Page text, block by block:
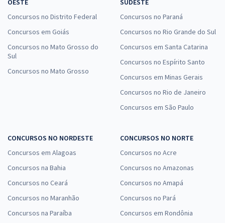
OESTE
Concursos no Distrito Federal
Concursos em Goiás
Concursos no Mato Grosso do
Sul
Concursos no Mato Grosso
SUDESTE
Concursos no Paraná
Concursos no Rio Grande do Sul
Concursos em Santa Catarina
Concursos no Espírito Santo
Concursos em Minas Gerais
Concursos no Rio de Janeiro
Concursos em São Paulo
CONCURSOS NO NORDESTE
Concursos em Alagoas
Concursos na Bahia
Concursos no Ceará
Concursos no Maranhão
Concursos na Paraíba
CONCURSOS NO NORTE
Concursos no Acre
Concursos no Amazonas
Concursos no Amapá
Concursos no Pará
Concursos em Rondônia